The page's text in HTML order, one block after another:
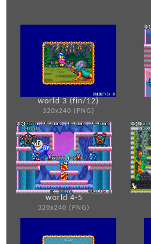
world 3 (fin/12)
320x240 (PNG)
world 4-5
320x240 (PNG)